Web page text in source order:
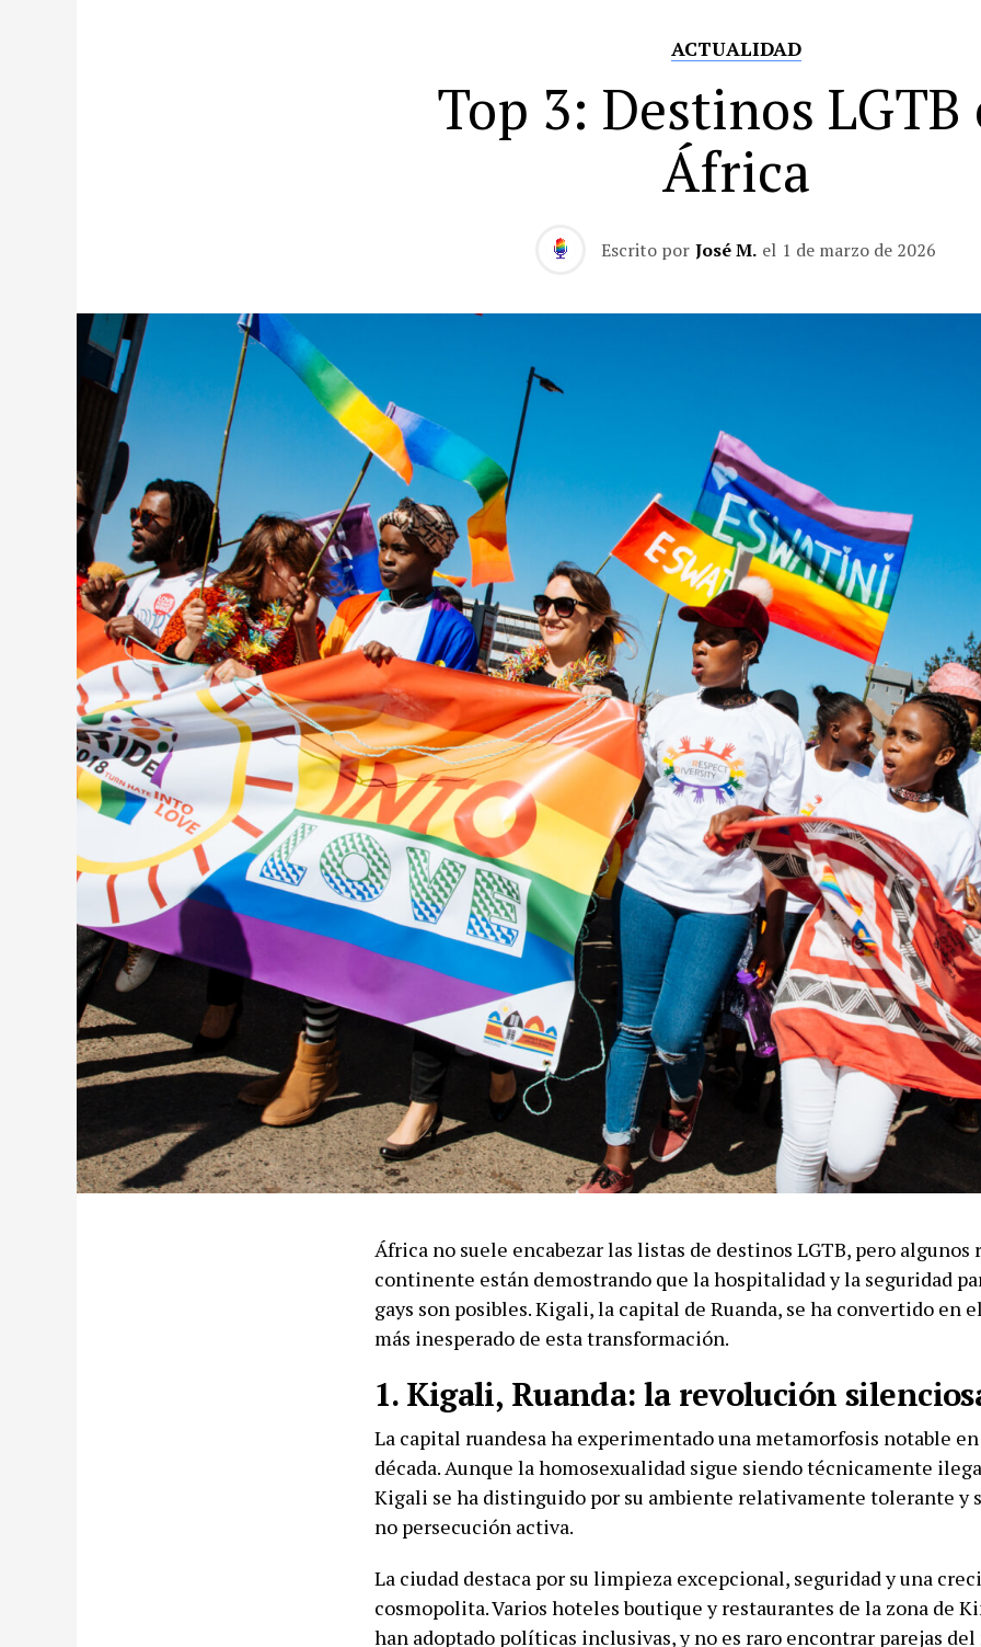
ACTUALIDAD
Top 3: Destinos LGTB
África
Escrito por José M. el 1 de marzo de 2026
África no suele encabezar las listas de destinos LGTB, pero
continente están demostrando que la hospitalidad y la seguridad
gays son posibles. Kigali, la capital de Ruanda, se ha convertido en
más inesperado de esta transformación.
1. Kigali, Ruanda: la revolución
La capital ruandesa ha experimentado una metamorfosis notable
década. Aunque la homosexualidad sigue siendo técnicamente
Kigali se ha distinguido por su ambiente relativamente tolerante y
no persecución activa.
La ciudad destaca por su limpieza excepcional, seguridad y una
cosmopolita. Varios hoteles boutique y restaurantes de la zona de
han adoptado políticas inclusivas, y no es raro encontrar parejas